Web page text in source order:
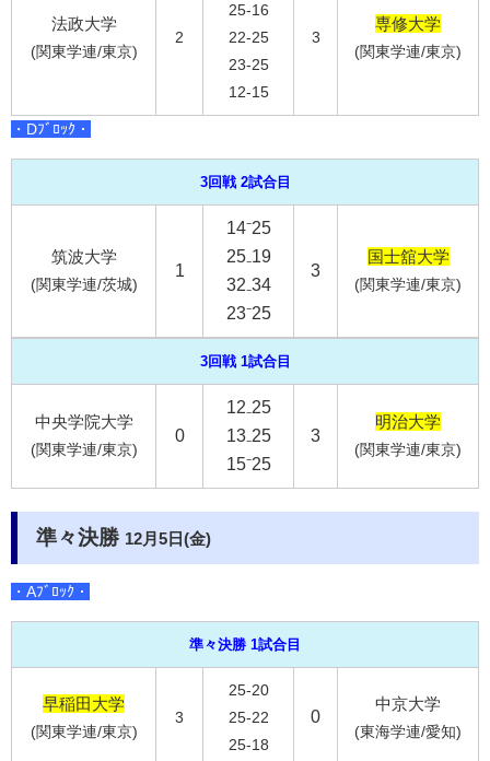
法政大学
(関東学連/東京)
2
25-16
22-25
23-25
12-15
3
専修大学
(関東学連/東京)
・Dﾌﾞﾛｯｸ・
3回戦 2試合目
筑波大学
(関東学連/茨城)
1
14⁻25
25₋19
32₋34
23⁻25
3
国士舘大学
(関東学連/東京)
3回戦 1試合目
中央学院大学
(関東学連/東京)
0
12₋25
13₋25
15⁻25
3
明治大学
(関東学連/東京)
準々決勝 12月5日(金)
・Aﾌﾞﾛｯｸ・
準々決勝 1試合目
早稲田大学
(関東学連/東京)
3
25-20
25-22
25-18
0
中京大学
(東海学連/愛知)